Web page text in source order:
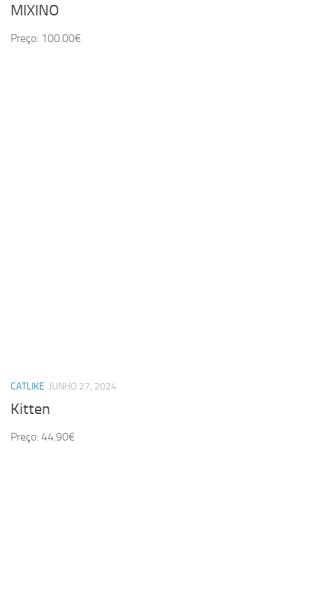
MIXINO
Preço: 100.00€
CATLIKE JUNHO 27, 2024
Kitten
Preço: 44.90€